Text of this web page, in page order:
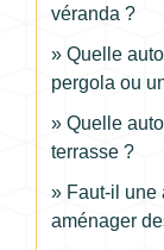
véranda ?
Quelle
pergola ou
Quelle
terrasse ?
Faut-il une
aménager